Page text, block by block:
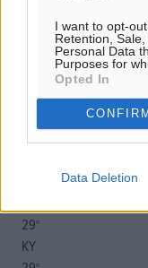
I want to opt-
Retention,
Personal Data
Purposes for
Opted In
CONFIRM
Data Deletion
°
20:08
πρόγνωση:
33°
29°
ΚΥ